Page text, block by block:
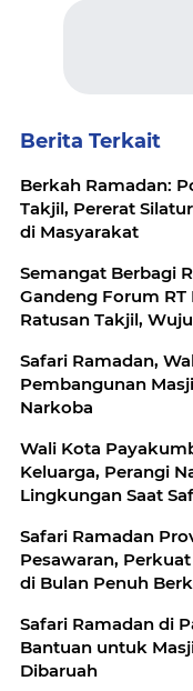
Berita Terkait
Berkah Ramadan:
Takjil, Pererat
di Masyarakat
Semangat Berbagi
Gandeng Forum
Ratusan Takjil,
Safari Ramadan,
Pembangunan
Narkoba
Wali Kota
Keluarga, Perangi
Lingkungan Saat
Safari Ramadan
Pesawaran,
di Bulan Penuh
Safari Ramadan di
Bantuan untuk
Dibaruah